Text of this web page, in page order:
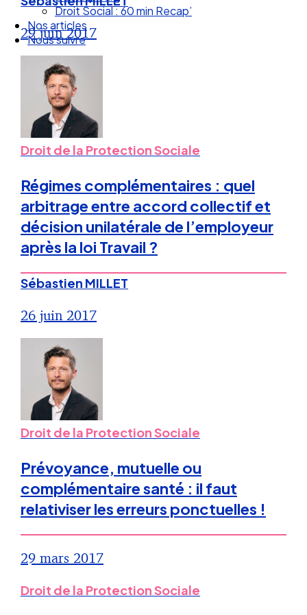
Droit Social : 60 min Recap’
Nos articles
Nous suivre
29 juin 2017
Droit de la Protection Sociale
Régimes complémentaires : quel
arbitrage entre accord collectif et
décision unilatérale de l’employeur
après la loi Travail ?
Sébastien MILLET
26 juin 2017
Droit de la Protection Sociale
Prévoyance, mutuelle ou
complémentaire santé : il faut
relativiser les erreurs ponctuelles !
29 mars 2017
Droit de la Protection Sociale